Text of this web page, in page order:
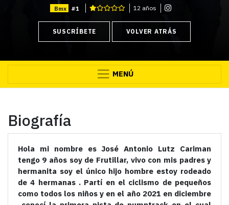
Bmx #1 12 años
SUSCRÍBETE VOLVER ATRÁS
MENÚ
Biografía
Hola mi nombre es José Antonio Lutz Cariman
tengo 9 años soy de Frutillar, vivo con mis padres y
hermanita soy el único hijo hombre estoy rodeado
de 4 hermanas . Partí en el ciclismo de pequeños
como todos los niños y en el año 2021 en diciembre